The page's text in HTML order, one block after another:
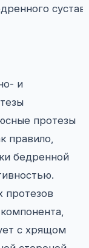
и
протезы
правило,
бедренной
протезов
с хрящом